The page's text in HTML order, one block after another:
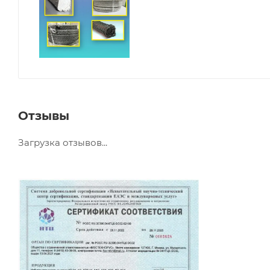
Отзывы
Загрузка отзывов...